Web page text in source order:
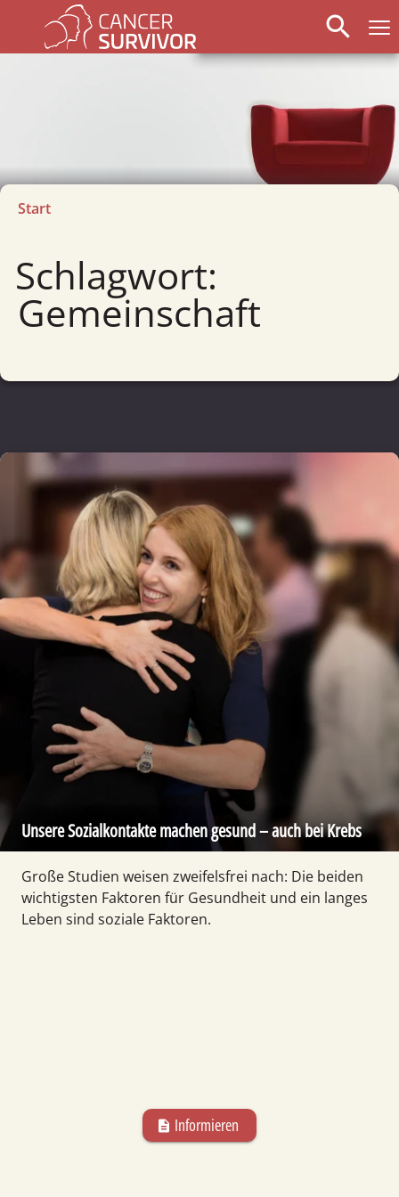
search
Start
Schlagwort:
Gemeinschaft
Unsere Sozialkontakte machen gesund – auch bei Krebs
Große Studien weisen zweifelsfrei nach: Die beiden
wichtigsten Faktoren für Gesundheit und ein langes
Leben sind soziale Faktoren.
description Informieren